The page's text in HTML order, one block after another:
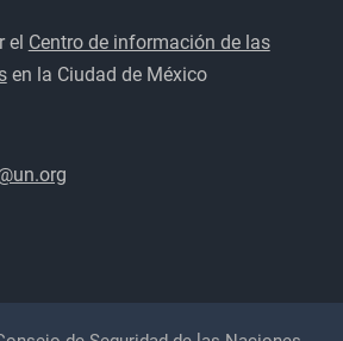
el Centro de información de las
en la Ciudad de México